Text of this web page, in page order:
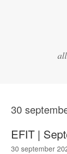
30
EFIT |
30 september